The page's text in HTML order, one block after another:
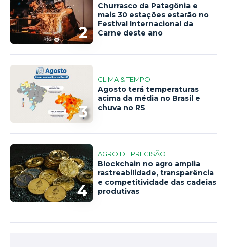
2
Churrasco da Patagônia e
mais 30 estações estarão no
Festival Internacional da
Carne deste ano
3
CLIMA & TEMPO
Agosto terá temperaturas
acima da média no Brasil e
chuva no RS
4
AGRO DE PRECISÃO
Blockchain no agro amplia
rastreabilidade, transparência
e competitividade das cadeias
produtivas